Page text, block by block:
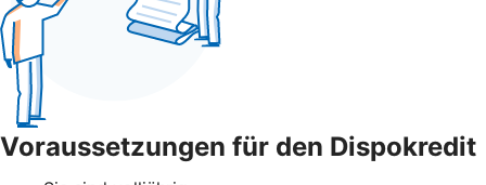
Voraussetzungen für den Dispokredit